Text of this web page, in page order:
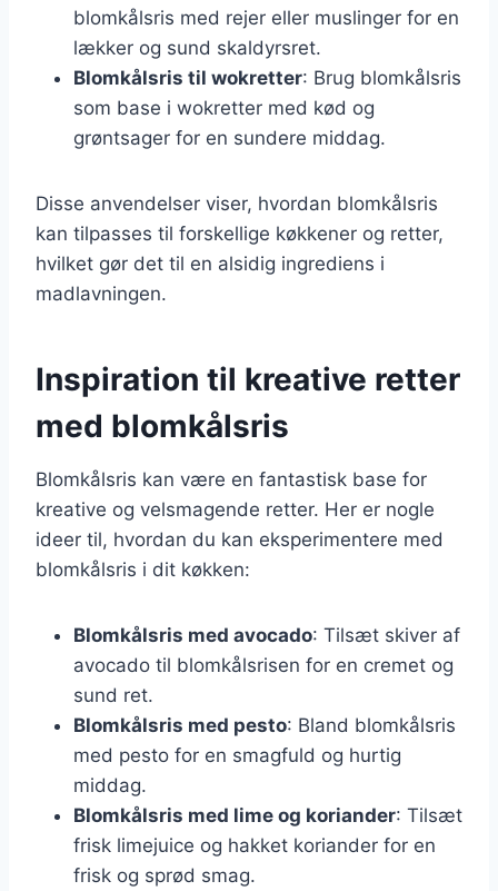
blomkålsris med rejer eller muslinger for en
lækker og sund skaldyrsret.
Blomkålsris til wokretter: Brug blomkålsris
som base i wokretter med kød og
grøntsager for en sundere middag.
Disse anvendelser viser, hvordan blomkålsris
kan tilpasses til forskellige køkkener og retter,
hvilket gør det til en alsidig ingrediens i
madlavningen.
Inspiration til kreative retter
med blomkålsris
Blomkålsris kan være en fantastisk base for
kreative og velsmagende retter. Her er nogle
ideer til, hvordan du kan eksperimentere med
blomkålsris i dit køkken:
Blomkålsris med avocado: Tilsæt skiver af
avocado til blomkålsrisen for en cremet og
sund ret.
Blomkålsris med pesto: Bland blomkålsris
med pesto for en smagfuld og hurtig
middag.
Blomkålsris med lime og koriander: Tilsæt
frisk limejuice og hakket koriander for en
frisk og sprød smag.